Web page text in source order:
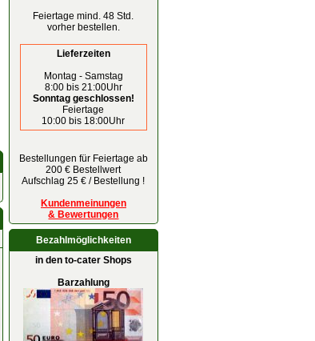
Feiertage mind. 48 Std.
vorher bestellen.
Lieferzeiten
Montag - Samstag
8:00 bis 21:00Uhr
Sonntag geschlossen!
Feiertage
10:00 bis 18:00Uhr
Bestellungen für Feiertage ab
200 € Bestellwert
Aufschlag 25 € / Bestellung !
Kundenmeinungen
& Bewertungen
Bezahlmöglichkeiten
in den to-cater Shops
Barzahlung